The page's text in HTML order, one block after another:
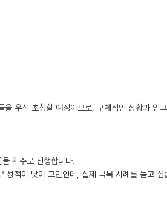
우선 초청할 예정이므로, 구체적인 상황과 얻
위주로 진행합니다.
적이 낮아 고민인데, 실제 극복 사례를 듣고 싶